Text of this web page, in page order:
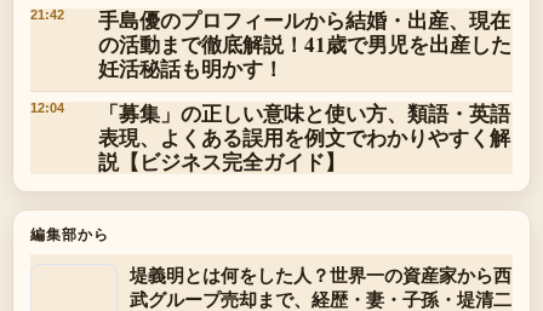
21:42
手島優のプロフィールから結婚・出産、現在
の活動まで徹底解説！41歳で男児を出産した
妊活秘話も明かす！
12:04
「募集」の正しい意味と使い方、類語・英語
表現、よくある誤用を例文でわかりやすく解
説【ビジネス完全ガイド】
編集部から
堤義明とは何をした人？世界一の資産家から西
武グループ売却まで、経歴・妻・子孫・堤清二